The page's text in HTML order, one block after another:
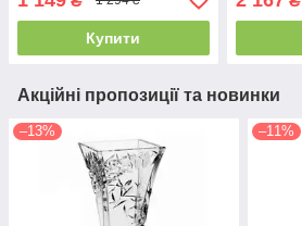
Купити
Акційні пропозиції та новинки
–13% –11%